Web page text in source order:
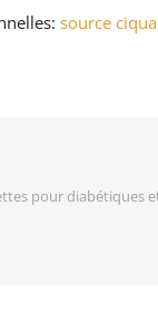
source
pour diabétiques